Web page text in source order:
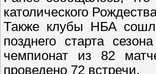
католического
Также клубы НБА
позднего старта
чемпионат из 82
проведено 72 встречи.